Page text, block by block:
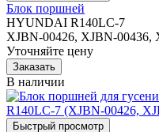
Блок поршней
HYUNDAI R140LC-7
XJBN-00426, XJBN-00436,
Уточняйте цену
В наличии